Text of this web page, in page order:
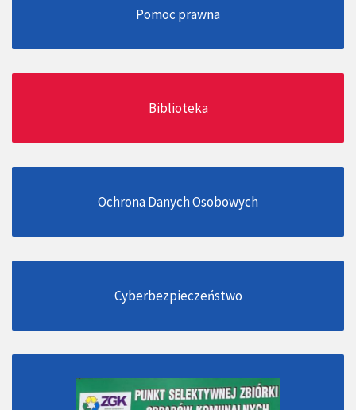
Pomoc prawna
Biblioteka
Ochrona Danych Osobowych
Cyberbezpieczeństwo